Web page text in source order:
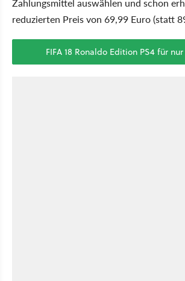
reduzierten Preis von 69,99 Euro (statt
FIFA 18 Ronaldo Edition PS4 für nur